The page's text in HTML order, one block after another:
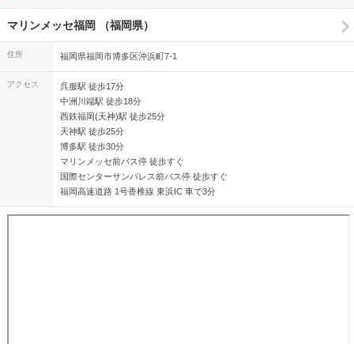
マリンメッセ福岡 （福岡県）
住所 福岡県福岡市博多区沖浜町7-1
アクセス
呉服駅 徒歩17分
中洲川端駅 徒歩18分
西鉄福岡(天神)駅 徒歩25分
天神駅 徒歩25分
博多駅 徒歩30分
マリンメッセ前バス停 徒歩すぐ
国際センターサンパレス前バス停 徒歩すぐ
福岡高速道路 1号香椎線 東浜IC 車で3分